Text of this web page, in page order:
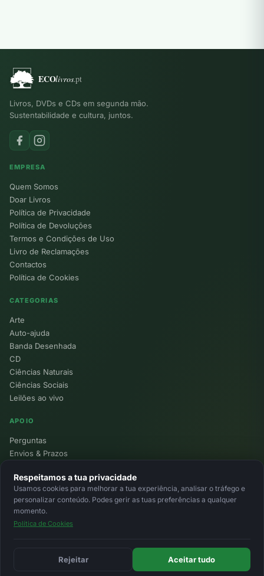
Livros, DVDs e CDs em segunda mão.
Sustentabilidade e cultura, juntos.
EMPRESA
Quem Somos
Doar Livros
Política de Privacidade
Política de Devoluções
Termos e Condições de Uso
Livro de Reclamações
Contactos
Política de Cookies
CATEGORIAS
Arte
Auto-ajuda
Banda Desenhada
CD
Ciências Naturais
Ciências Sociais
Leilões ao vivo
APOIO
Perguntas
Envios & Prazos
Devoluções
Minha Conta
© 2026 Ecolivros. Todos os direitos reservados.
Respeitamos a tua privacidade
Usamos cookies para melhorar a tua experiência, analisar o tráfego e
personalizar conteúdo. Podes gerir as tuas preferências a qualquer
momento.
Política de Cookies
Rejeitar Aceitar tudo